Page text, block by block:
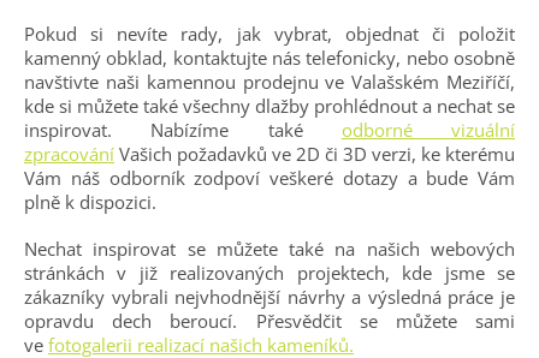
Pokud si nevíte rady, jak vybrat, objednat či položit
kamenný obklad, kontaktujte nás telefonicky, nebo osobně
navštivte naši kamennou prodejnu ve Valašském Meziříčí,
kde si můžete také všechny dlažby prohlédnout a nechat se
inspirovat. Nabízíme také odborné vizuální
zpracování Vašich požadavků ve 2D či 3D verzi, ke kterému
Vám náš odborník zodpoví veškeré dotazy a bude Vám
plně k dispozici.
Nechat inspirovat se můžete také na našich webových
stránkách v již realizovaných projektech, kde jsme se
zákazníky vybrali nejvhodnější návrhy a výsledná práce je
opravdu dech beroucí. Přesvědčit se můžete sami
ve fotogalerii realizací našich kameníků.